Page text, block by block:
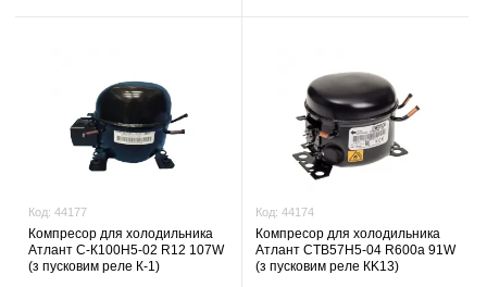
Код: 44177
Компресор для холодильника
Атлант С-К100Н5-02 R12 107W
(з пусковим реле К-1)
Код: 44174
Компресор для холодильника
Атлант СТВ57Н5-04 R600a 91W
(з пусковим реле КK13)